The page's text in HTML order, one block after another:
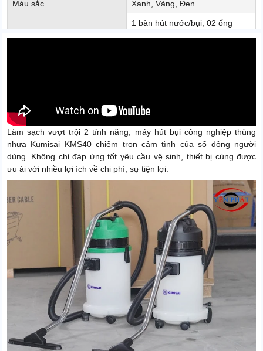
Màu sắc Xanh, Vàng, Đen
1 bàn hút nước/bụi, 02 ống
Làm sạch vượt trội 2 tính năng, máy hút bụi công nghiệp thùng
nhựa Kumisai KMS40 chiếm trọn cảm tình của số đông người
dùng. Không chỉ đáp ứng tốt yêu cầu vệ sinh, thiết bị cùng được
ưu ái với nhiều lợi ích về chi phí, sự tiện lợi.